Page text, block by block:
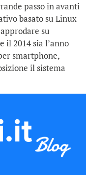
passo in avanti
basato su Linux
su
il 2014 sia l’anno
smartphone,
il sistema